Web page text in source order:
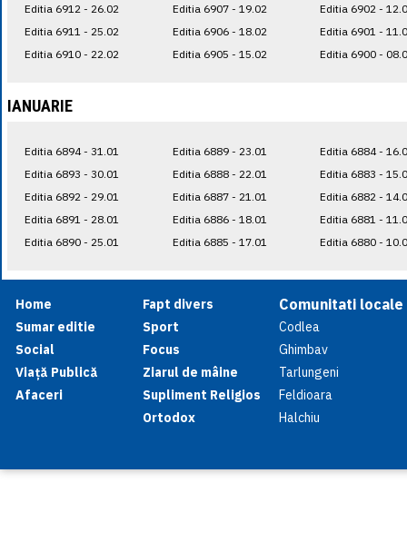
Editia 6912 - 26.02
Editia 6911 - 25.02
Editia 6910 - 22.02
Editia 6907 - 19.02
Editia 6906 - 18.02
Editia 6905 - 15.02
Editia 6902 -
Editia 6901 -
Editia 6900 -
IANUARIE
Editia 6894 - 31.01
Editia 6893 - 30.01
Editia 6892 - 29.01
Editia 6891 - 28.01
Editia 6890 - 25.01
Editia 6889 - 23.01
Editia 6888 - 22.01
Editia 6887 - 21.01
Editia 6886 - 18.01
Editia 6885 - 17.01
Editia 6884 -
Editia 6883 -
Editia 6882 -
Editia 6881 -
Editia 6880 -
Home
Sumar editie
Social
Viață Publică
Afaceri
Fapt divers
Sport
Focus
Ziarul de mâine
Supliment Religios
Ortodox
Comunitati locale
Codlea
Ghimbav
Tarlungeni
Feldioara
Halchiu